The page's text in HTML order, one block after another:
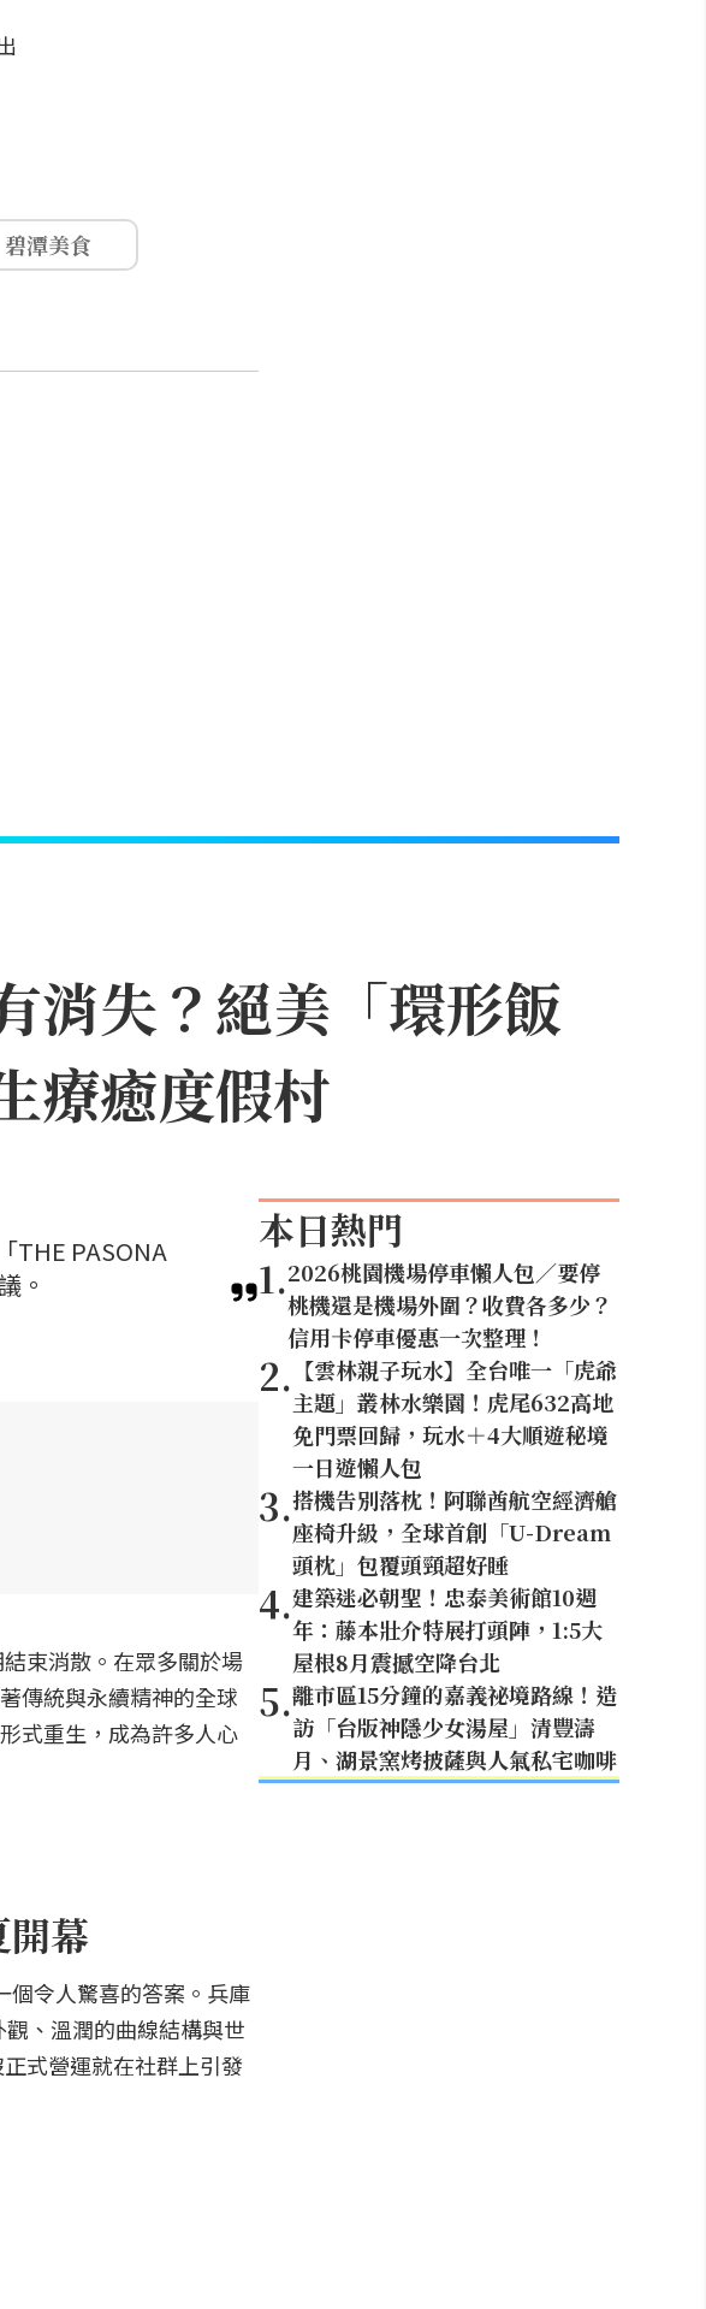
碧潭美食
消失？絕美「環形飯
療癒度假村
THE PASONA
。
束消散。在眾多關於場
傳統與永續精神的全球
式重生，成為許多人心
開幕
個令人驚喜的答案。兵庫
、溫潤的曲線結構與世
式營運就在社群上引發
本日熱門
1.2026桃園機場停車懶人包／要停
桃機還是機場外圍？收費各多少？
信用卡停車優惠一次整理！
2. 【雲林親子玩水】全台唯一「虎爺
主題」叢林水樂園！虎尾632高地
免門票回歸，玩水＋4大順遊秘境
一日遊懶人包
3.搭機告別落枕！阿聯酋航空經濟艙
座椅升級，全球首創「U-Dream
頭枕」包覆頭頸超好睡
4.建築迷必朝聖！忠泰美術館10週
年：藤本壯介特展打頭陣，1:5大
屋根8月震撼空降台北
5.離市區15分鐘的嘉義祕境路線！造
訪「台版神隱少女湯屋」清豐濤
月、湖景窯烤披薩與人氣私宅咖啡